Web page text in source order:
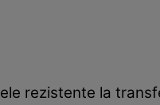
rezistente la